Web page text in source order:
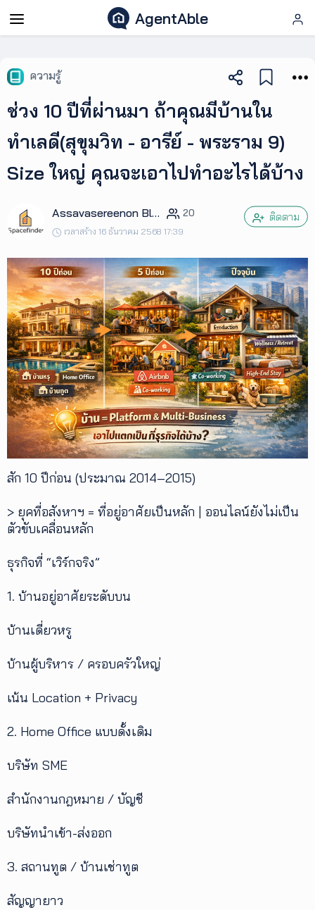
AgentAble
AgentAble
เอเจ
AgentClub
AgentTool
UpSkill
Podcast
เพิ่ม
เติม
ติดต่อ
เรา
เงื่อนไข
การ
ให้
บริการ
ดาวน์
แอปฯ
ความรู้
ช่วง 10 ปีที่ผ่านมา ถ้าคุณมีบ้านใน
ทำเลดี(สุขุมวิท - อารีย์ - พระราม 9)
Size ใหญ่ คุณจะเอาไปทำอะไรได้บ้าง
Assavasereenon Blue 20
เวลาสร้าง 16 ธันวาคม 2568 17:39
ติดตาม
สัก 10 ปีก่อน (ประมาณ 2014–2015)
> ยุคที่อสังหาฯ = ที่อยู่อาศัยเป็นหลัก | ออนไลน์ยังไม่เป็น
ตัวขับเคลื่อนหลัก
ธุรกิจที่ “เวิร์กจริง”
1. บ้านอยู่อาศัยระดับบน
บ้านเดี่ยวหรู
บ้านผู้บริหาร / ครอบครัวใหญ่
เน้น Location + Privacy
2. Home Office แบบดั้งเดิม
บริษัท SME
สำนักงานกฎหมาย / บัญชี
บริษัทนำเข้า-ส่งออก
3. สถานทูต / บ้านเช่าทูต
สัญญายาว